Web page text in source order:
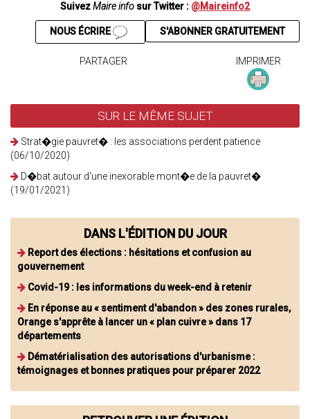
SuivezMaire info sur Twitter : @Maireinfo2
S'ABONNER GRATUITEMENT
NOUS ÉCRIRE
PARTAGER IMPRIMER
SUR LE MÊME SUJET
Strat�gie pauvret� : les associations perdent patience
(06/10/2020)
D�bat autour d'une inexorable mont�e de la pauvret�
(19/01/2021)
DANS L'ÉDITION DU JOUR
Report des élections : hésitations et confusion au
gouvernement
Covid-19 : les informations du week-end à retenir
En réponse au « sentiment d'abandon » des zones rurales,
Orange s'apprête à lancer un « plan cuivre » dans 17
départements
Dématérialisation des autorisations d'urbanisme :
témoignages et bonnes pratiques pour préparer 2022